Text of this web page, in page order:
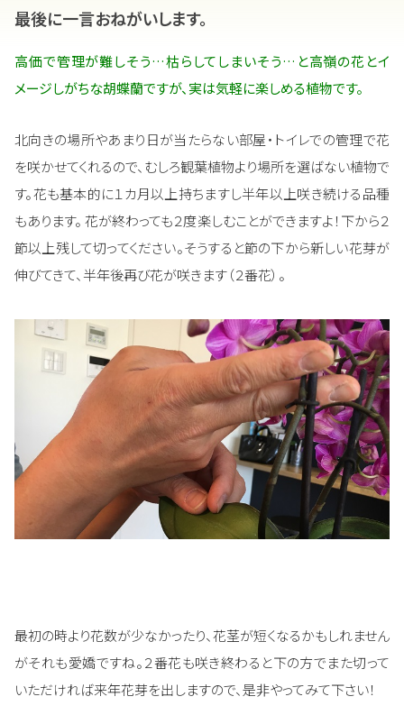
最後に一言おねがいします。
高価で管理が難しそう…枯らしてしまいそう…と高嶺の花とイ
メージしがちな胡蝶蘭ですが、実は気軽に楽しめる植物です。
北向きの場所やあまり日が当たらない部屋・トイレでの管理で花
を咲かせてくれるので、むしろ観葉植物より場所を選ばない植物で
す。花も基本的に１カ月以上持ちますし半年以上咲き続ける品種
もあります。 花が終わっても２度楽しむことができますよ！下から２
節以上残して切ってください。そうすると節の下から新しい花芽が
伸びてきて、半年後再び花が咲きます（２番花）。
最初の時より花数が少なかったり、花茎が短くなるかもしれません
がそれも愛嬌ですね。２番花も咲き終わると下の方でまた切って
いただければ来年花芽を出しますので、是非やってみて下さい！